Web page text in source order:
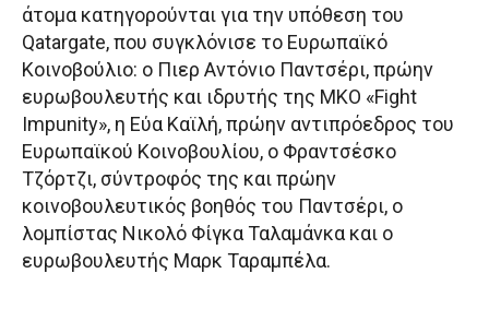
άτομα κατηγορούνται για την υπόθεση του
Qatargate, που συγκλόνισε το Ευρωπαϊκό
Κοινοβούλιο: ο Πιερ Αντόνιο Παντσέρι, πρώην
ευρωβουλευτής και ιδρυτής της ΜΚΟ «Fight
Impunity», η Εύα Καϊλή, πρώην αντιπρόεδρος του
Ευρωπαϊκού Κοινοβουλίου, ο Φραντσέσκο
Τζόρτζι, σύντροφός της και πρώην
κοινοβουλευτικός βοηθός του Παντσέρι, ο
λομπίστας Νικολό Φίγκα Ταλαμάνκα και ο
ευρωβουλευτής Μαρκ Ταραμπέλα.